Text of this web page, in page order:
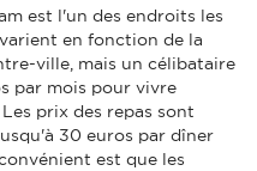
est l'un des endroits les
en fonction de la
ville, mais un célibataire
par mois pour vivre
prix des repas sont
30 euros par dîner
est que les